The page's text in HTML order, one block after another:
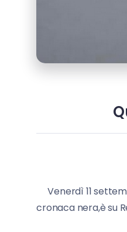
Venerdì 11
cronaca nera,è su